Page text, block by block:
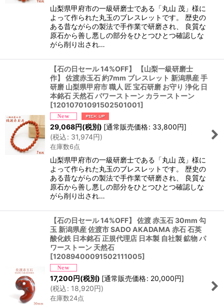
山梨県甲府市の一級研磨士である「丸山 茂」様に
よって作られた丸玉のブレスレットです。 歴史の
ある昔ながらの製法で手作業で研磨され、 良質な
原石から善し悪しの部分をひとつひとつ確認しな
がら削り出され…
【石の日セール 14%OFF】 【山梨一級研磨士
作】 佐渡赤玉石 約7mm ブレスレット 新潟県産 手
研磨 山梨県甲府市 職人 匠 宝石研磨 お守り 浄化 日
本銘石 天然石 パワーストーン カラーストーン
[12010701091502501001]
29,068円(税別) [通常販売価格: 33,800円]
(税込: 31,974円)
在庫数6点
山梨県甲府市の一級研磨士である「丸山 茂」様に
よって作られた丸玉のブレスレットです。 歴史の
ある昔ながらの製法で手作業で研磨され、 良質な
原石から善し悪しの部分をひとつひとつ確認しな
がら削り出され…
【石の日セール 14%OFF】 佐渡 赤玉石 30mm 勾
玉 新潟県産 佐渡市 SADO AKADAMA 赤石 石英
酸化鉄 日本銘石 正規代理店 日本製 自社製 鉱物 パ
ワーストーン 天然石
[12089400091502111005]
17,200円(税別) [通常販売価格: 20,000円]
(税込: 18,920円)
在庫数24点